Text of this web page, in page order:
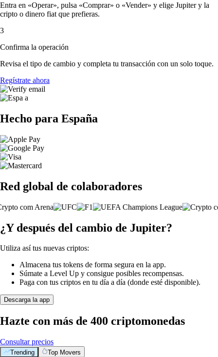
Entra en «Operar», pulsa «Comprar» o «Vender» y elige Jupiter y la
cripto o dinero fiat que prefieras.
3
Confirma la operación
Revisa el tipo de cambio y completa tu transacción con un solo toque.
Regístrate ahora
Hecho para España
Red global de colaboradores
¿Y después del cambio de Jupiter?
Utiliza así tus nuevas criptos:
Almacena tus tokens de forma segura en la app.
Súmate a Level Up y consigue posibles recompensas.
Paga con tus criptos en tu día a día (donde esté disponible).
Descarga la app
Hazte con más de 400 criptomonedas
Consultar precios
Trending Top Movers